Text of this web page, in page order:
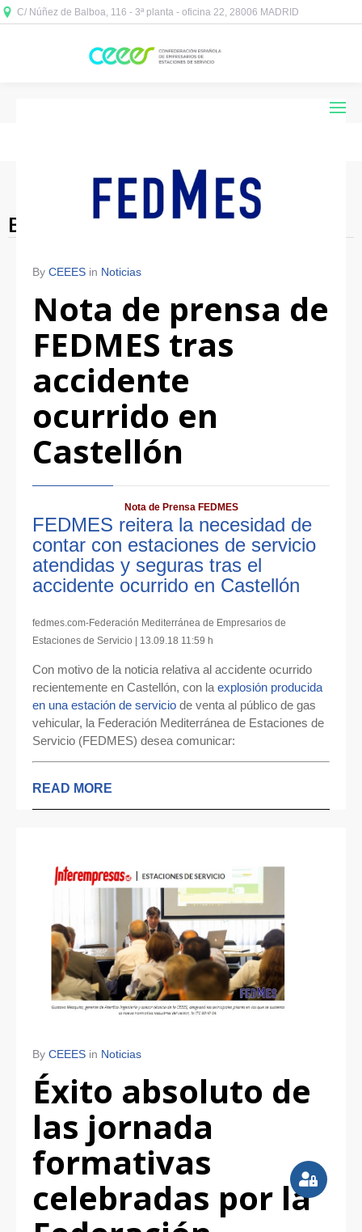
C/ Núñez de Balboa, 116 - 3ª planta - oficina 22, 28006 MADRID
Blog Archives
By CEEES in Noticias
Nota de prensa de
FEDMES tras
accidente
ocurrido en
Castellón
Nota de Prensa FEDMES
FEDMES reitera la necesidad de
contar con estaciones de servicio
atendidas y seguras tras el
accidente ocurrido en Castellón
fedmes.com-Federación Mediterránea de Empresarios de
Estaciones de Servicio | 13.09.18 11:59 h
Con motivo de la noticia relativa al accidente ocurrido
recientemente en Castellón, con la explosión producida
en una estación de servicio de venta al público de gas
vehicular, la Federación Mediterránea de Estaciones de
Servicio (FEDMES) desea comunicar:
READ MORE
By CEEES in Noticias
Éxito absoluto de
las jornada
formativas
celebradas por la